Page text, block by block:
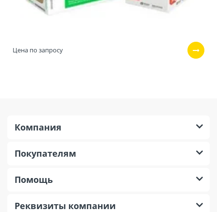
Цена по запросу
Компания
Покупателям
Помощь
Реквизиты компании